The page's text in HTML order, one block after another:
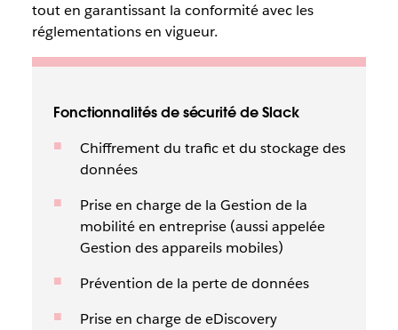
tout en garantissant la conformité avec les
réglementations en vigueur.
Fonctionnalités de sécurité de Slack
Chiffrement du trafic et du stockage des
données
Prise en charge de la Gestion de la
mobilité en entreprise (aussi appelée
Gestion des appareils mobiles)
Prévention de la perte de données
Prise en charge de eDiscovery